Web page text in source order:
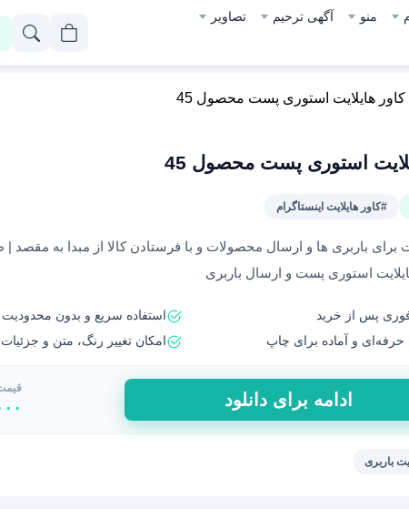
منو آگهی ترحیم تصاویر
کاور هایلایت استوری پست محصول 45
استوری پست محصول 45
#کاور هایلایت اینستاگرام
برای باربری ها و ارسال محصولات و با فرستادن کالا از مبدا به مقصد |
استوری پست و ارسال باربری
پس از خرید
استفاده سریع و بدون محدودیت
و آماده برای چاپ
امکان تغییر رنگ، متن و
ادامه برای دانلود
باربری